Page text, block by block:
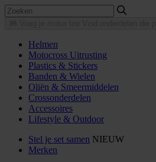
Helmen
Motocross Uitrusting
Plastics & Stickers
Banden & Wielen
Oliën & Smeermiddelen
Crossonderdelen
Accessoires
Lifestyle & Outdoor
Stel je set samen NIEUW
Merken